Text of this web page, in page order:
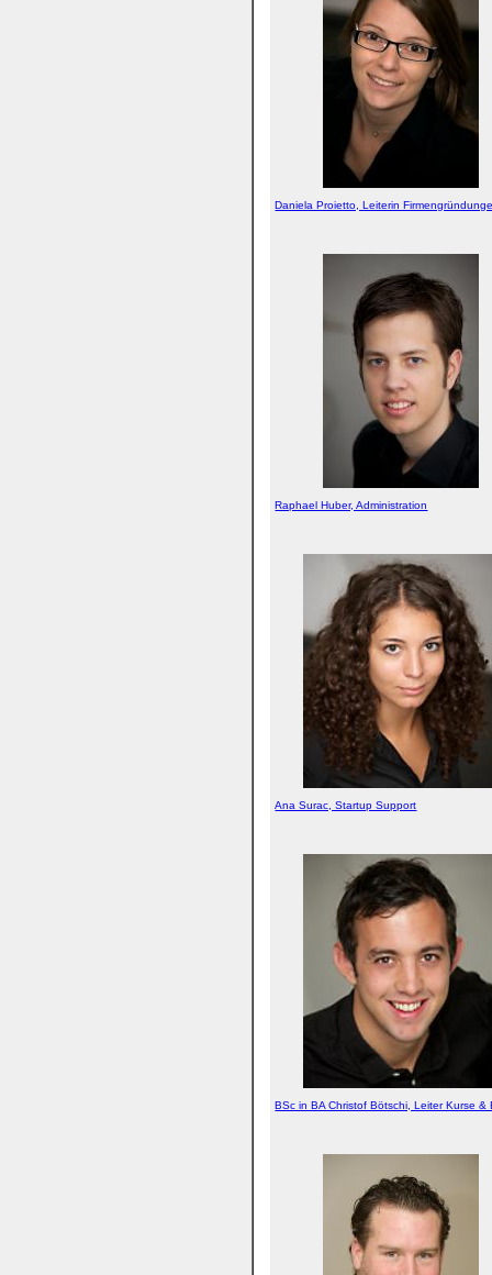
Daniela Proietto, Leiterin
Raphael Huber, Administration
Ana Surac, Startup Support
BSc in BA Christof Bötschi, Leiter Kurse &